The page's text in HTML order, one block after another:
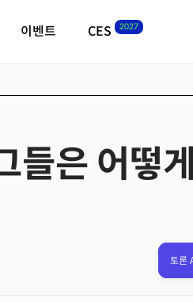
이벤트 CES 2027
필드 가이드
CES2027 with TheMiilk
들은 어떻
토론